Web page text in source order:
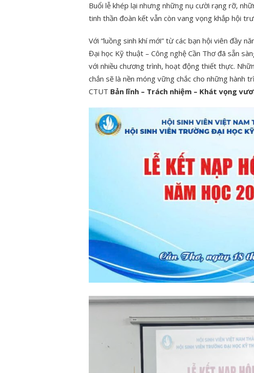
Buổi lễ khép lại nhưng những nụ cười rạng rỡ,
tinh thần đoàn kết vẫn còn vang vọng khắp hội
Với “luồng sinh khí mới” từ các bạn hội viên đầy
Đại học Kỹ thuật – Công nghệ Cần Thơ đã sẵn
với nhiều chương trình, hoạt động thiết thực.
chắn sẽ là nền móng vững chắc cho những hành
CTUT Bản lĩnh – Trách nhiệm – Khát vọng